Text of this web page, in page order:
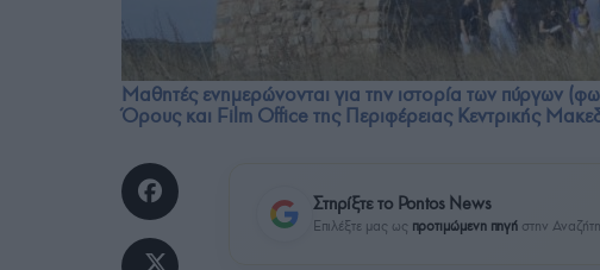
Μαθητές ενημερώνονται για την ιστορία των πύργων
Όρους και Film Office της Περιφέρειας Κεντρικής
Στηρίξτε το Pontos News
Επιλέξτε μας ως προτιμώμενη πηγή στην